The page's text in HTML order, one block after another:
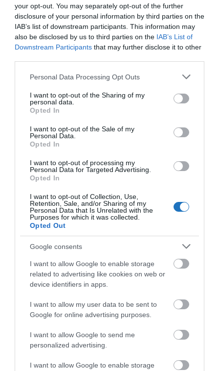
your opt-out. You may separately opt-out of the further
disclosure of your personal information by third parties on the
IAB’s list of downstream participants. This information may
also be disclosed by us to third parties on the IAB’s List of
Downstream Participants that may further disclose it to other
Please note that this website/app uses one or more Google
not limited to your visit or usage behaviour. You may click to
grant or deny consent to Google and its third-party tags to
use your data for below specified purposes in below Google
consent section.
Personal Data Processing Opt Outs
I want to opt-out of the Sharing of my
personal data.
Opted In
I want to opt-out of the Sale of my
Personal Data.
Opted In
I want to opt-out of processing my
Personal Data for Targeted Advertising.
Opted In
I want to opt-out of Collection, Use,
Retention, Sale, and/or Sharing of my
Personal Data that Is Unrelated with the
Purposes for which it was collected.
Opted Out
Google consents
I want to allow Google to enable storage
related to advertising like cookies on web or
device identifiers in apps.
I want to allow my user data to be sent to
Google for online advertising purposes.
I want to allow Google to send me
personalized advertising.
I want to allow Google to enable storage
írtaKassay Tamás
Új légitársaságot jelentett be aBudapest Airport
Budapest és a kazahsztáni Simkent ( CIT) városa
között induló új, közvetlen összeköttetést a SCAT
Airlines üzemelteti május 27-től, teljesen új
célállomást adva hozzá a Budapest Airport
folyamatosan bővülő útvonalkínálatához.
TOVÁBBI CIKKEK
HETI BÖLCSESSÉG
"Az ember, aki a tengert nézi, szerelemtől
sújtott gyerek." Jean-Michel Maulpoix
KÖZÖSSÉGÜNK TÉGED IS VÁR!